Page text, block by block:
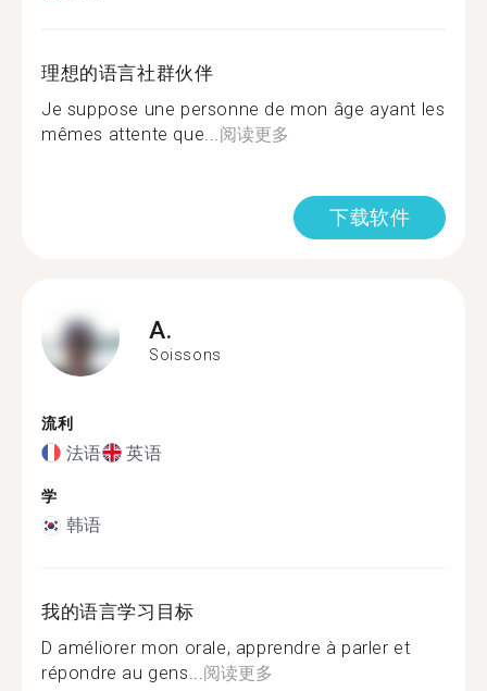
理想的语言社群伙伴
Je suppose une personne de mon âge ayant les
mêmes attente que...阅读更多
下载软件
A.
Soissons
流利
法语 英语
学
韩语
我的语言学习目标
D améliorer mon orale, apprendre à parler et
répondre au gens...阅读更多